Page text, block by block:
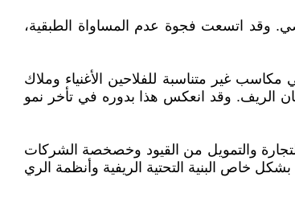
وقد اتسعت فجوة عدم المساواة الطبقية،
غير متناسبة للفلاحين الأغنياء وملاك
الريف. وقد انعكس هذا بدوره في تأخر نمو
والتمويل من القيود وخصخصة الشركات
خاص البنية التحتية الريفية وأنظمة الري